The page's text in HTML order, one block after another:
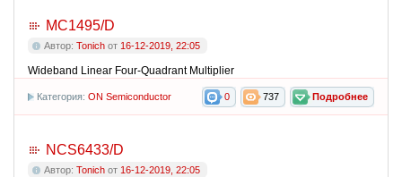
MC1495/D
Автор: Tonich от 16-12-2019, 22:05
Wideband Linear Four-Quadrant Multiplier
Подробнее
737
0
Категория: ON Semiconductor
NCS6433/D
Автор: Tonich от 16-12-2019, 22:05